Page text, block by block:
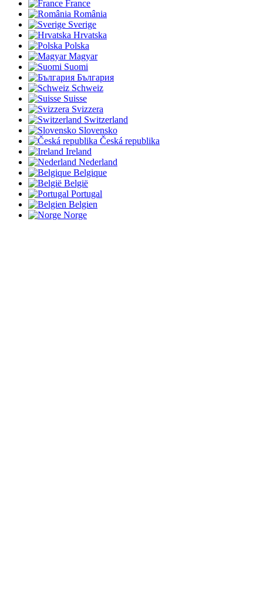
France
România
Sverige
Hrvatska
Polska
Magyar
Suomi
България
Schweiz
Suisse
Svizzera
Switzerland
Slovensko
Česká republika
Ireland
Nederland
Belgique
België
Portugal
Belgien
Norge